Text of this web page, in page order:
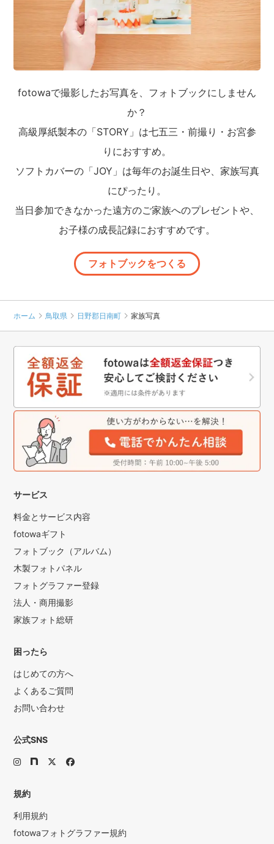
fotowaで撮影したお写真を、フォトブックにしません
か？
高級厚紙製本の「STORY」は七五三・前撮り・お宮参
りにおすすめ。
ソフトカバーの「JOY」は毎年のお誕生日や、家族写真
にぴったり。
当日参加できなかった遠方のご家族へのプレゼントや、
お子様の成長記録におすすめです。
フォトブックをつくる
ホーム 鳥取県 日野郡日南町 家族写真
サービス
料金とサービス内容
fotowaギフト
フォトブック（アルバム）
木製フォトパネル
フォトグラファー登録
法人・商用撮影
家族フォト総研
困ったら
はじめての方へ
よくあるご質問
お問い合わせ
公式SNS
規約
利用規約
fotowaフォトグラファー規約